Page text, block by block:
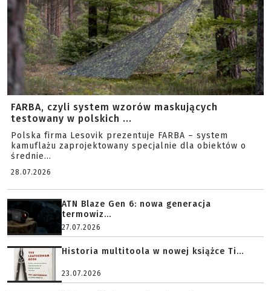
FARBA, czyli system wzorów maskujących
testowany w polskich ...
Polska firma Lesovik prezentuje FARBA – system
kamuflażu zaprojektowany specjalnie dla obiektów o
średnie...
28.07.2026
ATN Blaze Gen 6: nowa generacja
termowiz...
27.07.2026
Historia multitoola w nowej książce Ti...
23.07.2026